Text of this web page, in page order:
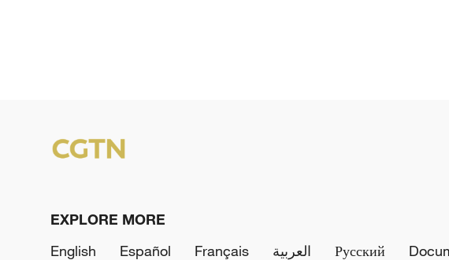
EXPLORE MORE
English
Español Français العربية Русский